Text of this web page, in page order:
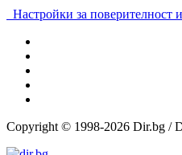
Настройки за поверителност
Copyright © 1998-2026 Dir.bg /